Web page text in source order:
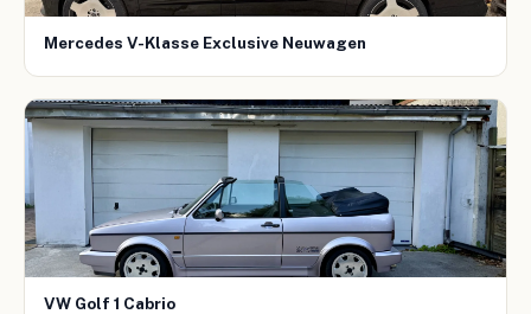
Mercedes V-Klasse Exclusive Neuwagen
VW Golf 1 Cabrio